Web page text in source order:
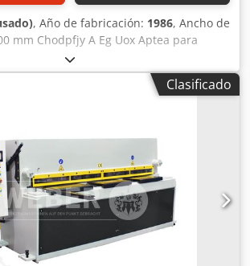
, Año de fabricación: 1986, Ancho de
mm Chodpfjy A Eg Uox Aptea para
de 40 kg hasta: 3 mm ancho de
tope trasero: 1000 mm ángulo de
del bastidor: 200 mm accionamiento
kW espacio requerido: 4650 x 1830 x
5,7 t
Clasificado